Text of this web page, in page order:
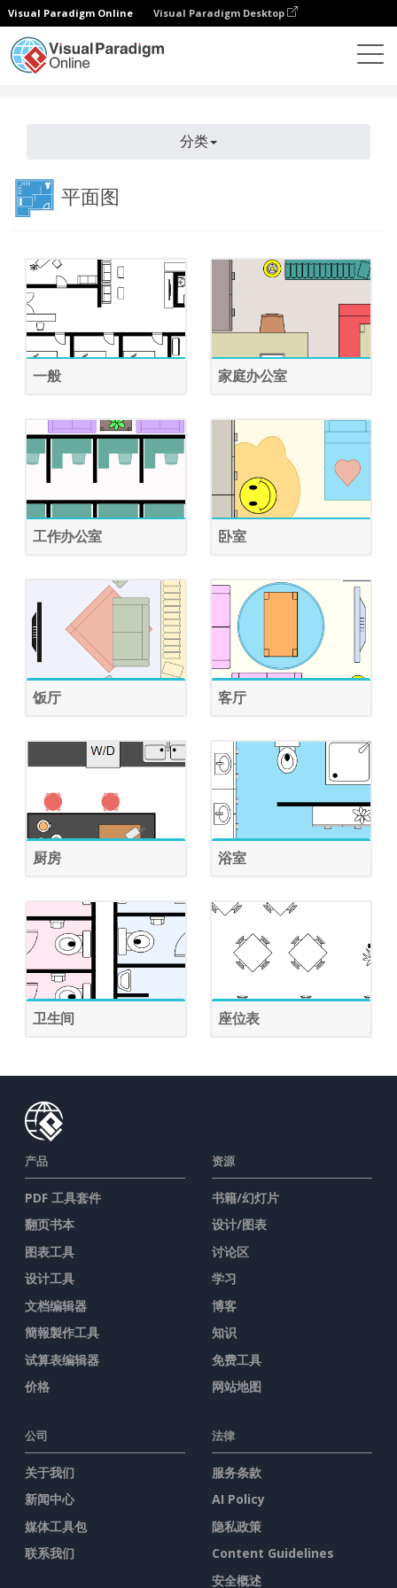
Visual Paradigm Online Visual Paradigm Desktop
分类
平面图
一般 家庭办公室
工作办公室 卧室
饭厅 客厅
厨房 浴室
卫生间 座位表
产品
PDF 工具套件
翻页书本
图表工具
设计工具
文档编辑器
簡報製作工具
试算表编辑器
价格
资源
书籍/幻灯片
设计/图表
讨论区
学习
博客
知识
免费工具
网站地图
公司
关于我们
新闻中心
媒体工具包
联系我们
法律
服务条款
AI Policy
隐私政策
Content Guidelines
安全概述